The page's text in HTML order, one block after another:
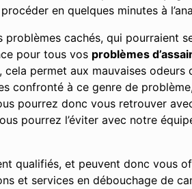
en quelques minutes à
cachés, qui pourraient
pour tous vos problèmes
cela permet aux mauvaises
confronté à ce genre de
pourrez donc vous retrouver
pourrez l’éviter avec notre
qualifiés, et peuvent donc vous
et services en débouchage de